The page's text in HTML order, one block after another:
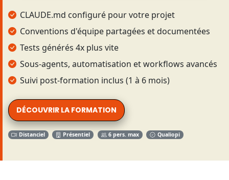
CLAUDE.md configuré pour votre projet
Conventions d'équipe partagées et documentées
Tests générés 4x plus vite
Sous-agents, automatisation et workflows avancés
Suivi post-formation inclus (1 à 6 mois)
DÉCOUVRIR LA FORMATION
Distanciel Présentiel 6 pers. max Qualiopi